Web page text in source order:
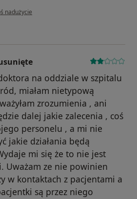
użytkownika Wdzięczna Pacjentka
nadużycie
na oddziale w szpitalu
miałam nietypową
zrozumienia , ani
dalej jakie zalecenia , coś
personelu , a mi nie
jakie działania będą
mi się że to nie jest
Uważam ze nie powinien
w kontaktach z pacjentami a
są przez niego